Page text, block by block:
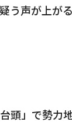
う声が上が
頭」で勢力